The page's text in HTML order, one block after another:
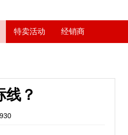
特卖活动 经销商
线？